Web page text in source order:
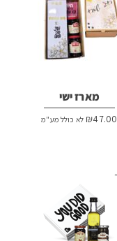
מארז ישי
₪47.00 לא כולל מע"מ